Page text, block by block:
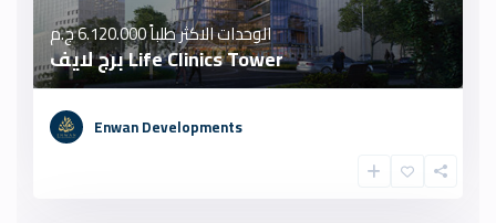
الوحدات الاكثر طلباً6.120.000 ج.م
Life Clinics Tower برج لايف
Enwan Developments